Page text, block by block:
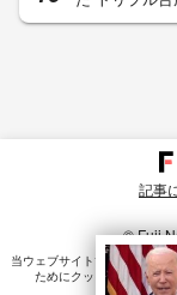
記事
© Fuji
当ウェブサイトでは、ユーザ
ためにクッキーを使⽤し